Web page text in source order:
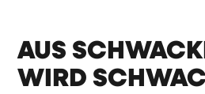
AUS
WIRD